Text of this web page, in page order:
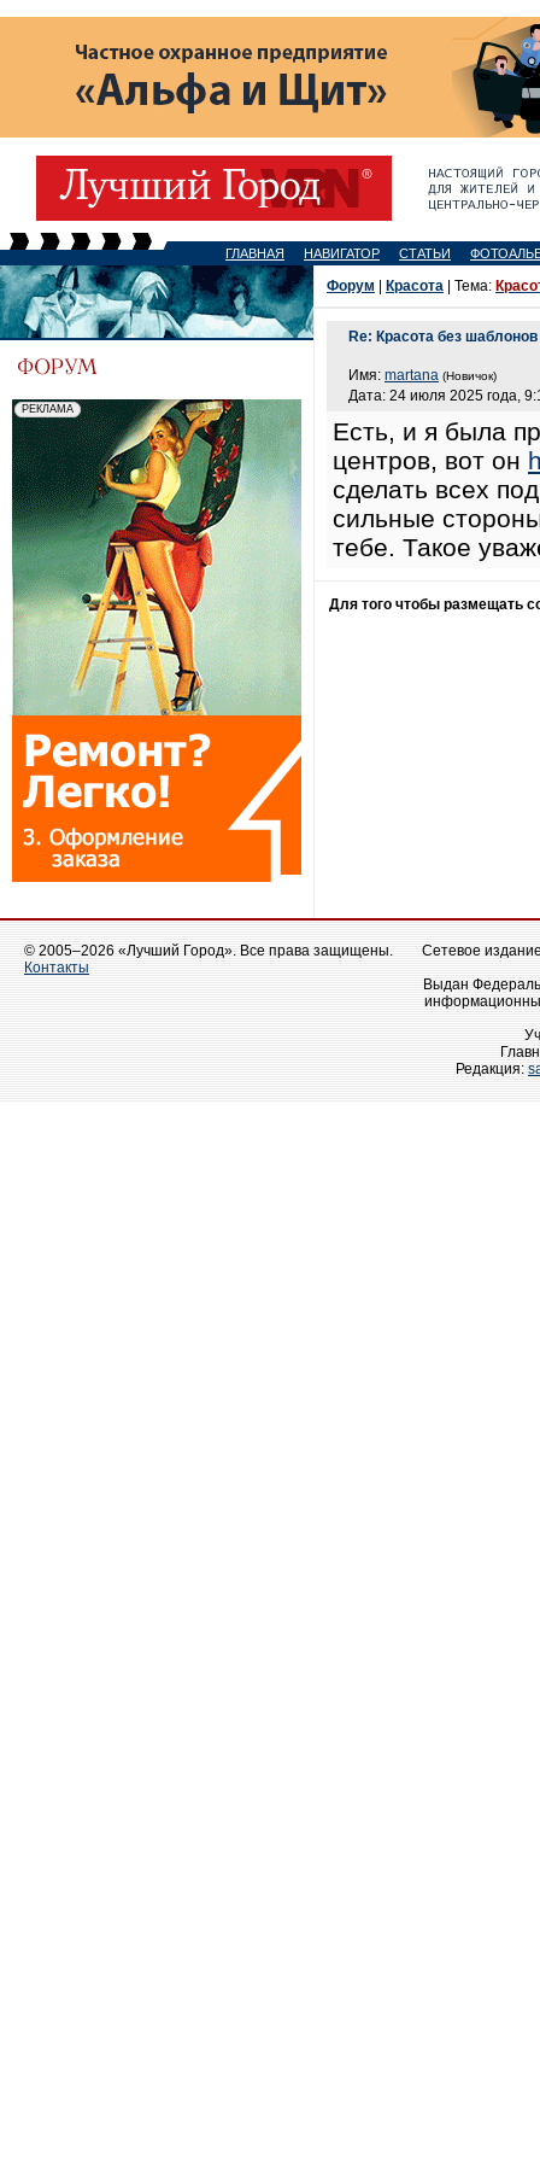
ГЛАВНАЯ НАВИГАТОР СТАТЬИ
Форум Красота | Тема:
Re: Красота без шаблонов
Имя: martana (Новичок)
Дата: 24 июля 2025 года,
Есть, и я была
центров, вот он
сделать всех
сильные
тебе. Такое
Для того чтобы размещать
© 2005–2026 «Лучший Город». Все права защищены.
Контакты
Сетевое
Выдан
Редакция: